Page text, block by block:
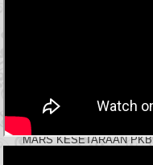
MARS KESETARAAN